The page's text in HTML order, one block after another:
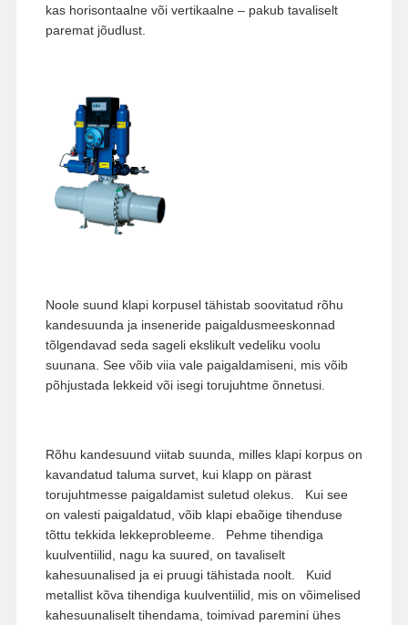
kas horisontaalne või vertikaalne – pakub tavaliselt
paremat jõudlust.
Noole suund klapi korpusel tähistab soovitatud rõhu
kandesuunda ja inseneride paigaldusmeeskonnad
tõlgendavad seda sageli ekslikult vedeliku voolu
suunana. See võib viia vale paigaldamiseni, mis võib
põhjustada lekkeid või isegi torujuhtme õnnetusi.
Rõhu kandesuund viitab suunda, milles klapi korpus on
kavandatud taluma survet, kui klapp on pärast
torujuhtmesse paigaldamist suletud olekus. Kui see
on valesti paigaldatud, võib klapi ebaõige tihenduse
tõttu tekkida lekkeprobleeme. Pehme tihendiga
kuulventiilid, nagu ka suured, on tavaliselt
kahesuunalised ja ei pruugi tähistada noolt. Kuid
metallist kõva tihendiga kuulventiilid, mis on võimelised
kahesuunaliselt tihendama, toimivad paremini ühes